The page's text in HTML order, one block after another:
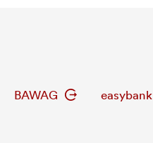
BAWAG easybank